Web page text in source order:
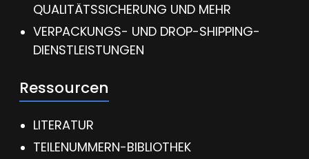
QUALITÄTSSICHERUNG UND MEHR
VERPACKUNGS- UND DROP-SHIPPING-
DIENSTLEISTUNGEN
Ressourcen
LITERATUR
TEILENUMMERN-BIBLIOTHEK